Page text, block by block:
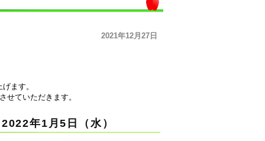
2021年12月27日
ます。
せていただきます。
年1月5日（水）